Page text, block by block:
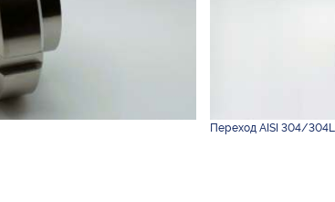
Переход AISI 304/304L